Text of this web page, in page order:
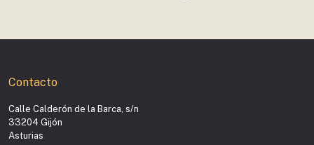
Contacto
Calle Calderón de la Barca, s/n
33204 Gijón
Asturias